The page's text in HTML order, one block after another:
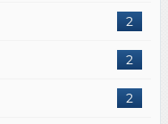
2
2
2